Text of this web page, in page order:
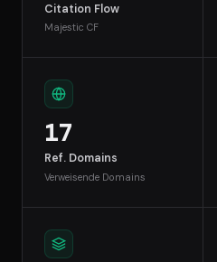
Citation Flow
Majestic CF
17
Ref. Domains
Verweisende Domains